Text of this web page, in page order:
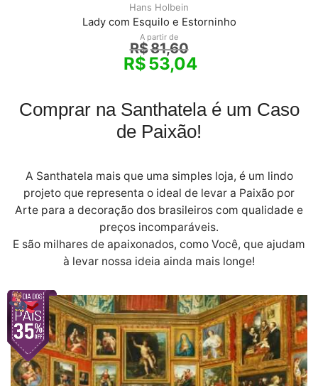
Hans Holbein
Lady com Esquilo e Estorninho
A partir de
R$81,60
R$53,04
Comprar na Santhatela é um Caso
de Paixão!
A Santhatela mais que uma simples loja, é um lindo
projeto que representa o ideal de levar a Paixão por
Arte para a decoração dos brasileiros com qualidade e
preços incomparáveis.
E são milhares de apaixonados, como Você, que ajudam
à levar nossa ideia ainda mais longe!